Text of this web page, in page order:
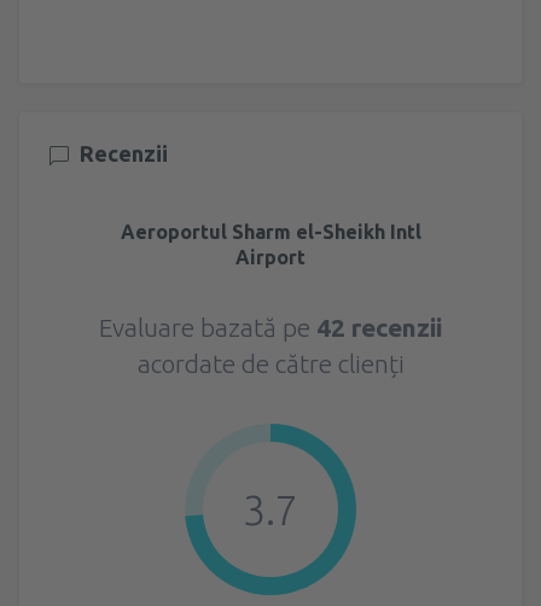
Recenzii
Aeroportul Sharm el-Sheikh Intl
Airport
Evaluare bazată pe 42 recenzii
acordate de către clienți
3.7